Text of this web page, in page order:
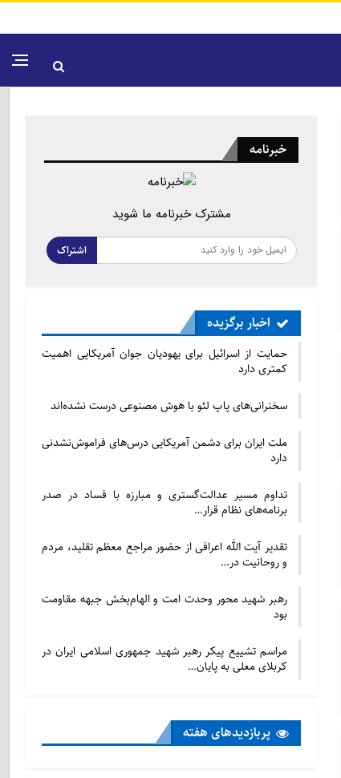
خبرنامه
مشترک خبرنامه ما شوید
اشتراک
اخبار برگزیده
حمایت از اسرائیل برای یهودیان جوان آمریکایی اهمیت
کمتری دارد
سخنرانی‌های پاپ لئو با هوش مصنوعی درست نشده‌اند
ملت ایران برای دشمن آمریکایی درس‌های فراموش‌نشدنی
دارد
تداوم مسیر عدالت‌گستری و مبارزه با فساد در صدر
برنامه‌های نظام قرار…
تقدیر آیت الله اعرافی از حضور مراجع معظم تقلید، مردم
و روحانیت در…
رهبر شهید محور وحدت امت و الهام‌بخش جبهه مقاومت
بود
مراسم تشییع پیکر رهبر شهید جمهوری اسلامی ایران در
کربلای معلی به پایان…
پربازدید‌های هفته